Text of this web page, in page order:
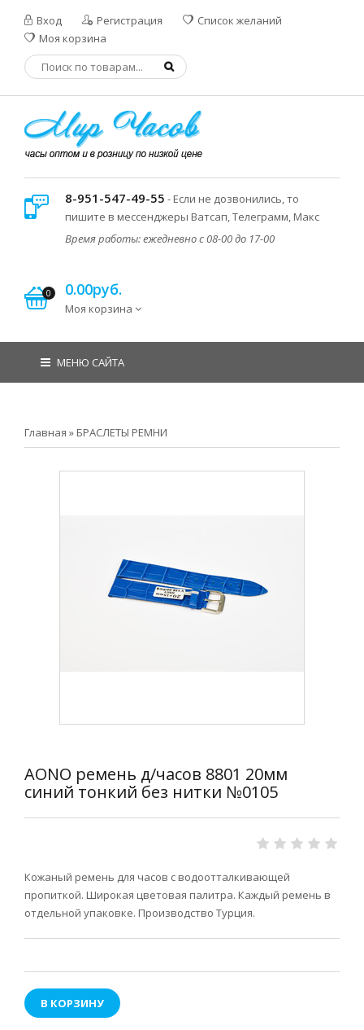
Вход Регистрация
Список желаний
Моя корзина
8-951-547-49-55 - Если не дозвонились, то
пишите в мессенджеры Ватсап, Телеграмм, Макс
Время работы: ежедневно с 08-00 до 17-00
0 0.00руб.
Моя корзина
МЕНЮ САЙТА
Главная » БРАСЛЕТЫ РЕМНИ
AONO ремень д/часов 8801 20мм
синий тонкий без нитки №0105
Кожаный ремень для часов с водоотталкивающей
пропиткой. Широкая цветовая палитра. Каждый ремень в
отдельной упаковке. Производство Турция.
В КОРЗИНУ